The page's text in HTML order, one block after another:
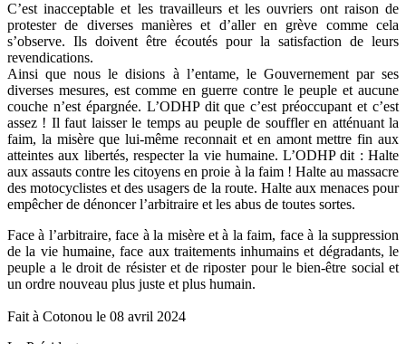
C’est inacceptable et les travailleurs et les ouvriers ont raison de
protester de diverses manières et d’aller en grève comme cela
s’observe. Ils doivent être écoutés pour la satisfaction de leurs
revendications.
Ainsi que nous le disions à l’entame, le Gouvernement par ses
diverses mesures, est comme en guerre contre le peuple et aucune
couche n’est épargnée. L’ODHP dit que c’est préoccupant et c’est
assez ! Il faut laisser le temps au peuple de souffler en atténuant la
faim, la misère que lui-même reconnait et en amont mettre fin aux
atteintes aux libertés, respecter la vie humaine. L’ODHP dit : Halte
aux assauts contre les citoyens en proie à la faim ! Halte au massacre
des motocyclistes et des usagers de la route. Halte aux menaces pour
empêcher de dénoncer l’arbitraire et les abus de toutes sortes.
Face à l’arbitraire, face à la misère et à la faim, face à la suppression
de la vie humaine, face aux traitements inhumains et dégradants, le
peuple a le droit de résister et de riposter pour le bien-être social et
un ordre nouveau plus juste et plus humain.
Fait à Cotonou le 08 avril 2024